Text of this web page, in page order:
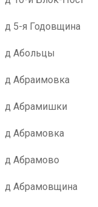
д 5-я Годовщина
д Абольцы
д Абраимовка
д Абрамишки
д Абрамовка
д Абрамово
д Абрамовщина